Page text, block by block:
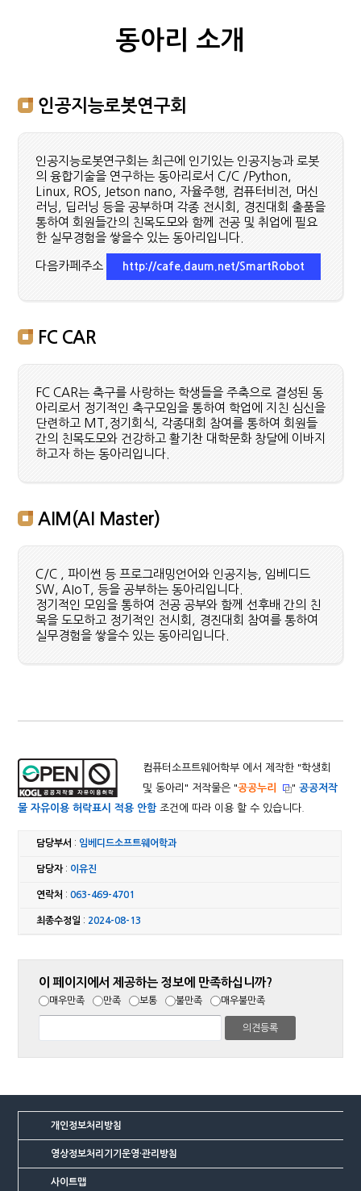
동아리 소개
인공지능로봇연구회
인공지능로봇연구회는 최근에 인기있는 인공지능과 로봇
의 융합기술을 연구하는 동아리로서 C/C /Python,
Linux, ROS, Jetson nano, 자율주행, 컴퓨터비전, 머신
러닝, 딥러닝 등을 공부하며 각종 전시회, 경진대회 출품을
통하여 회원들간의 친목도모와 함께 전공 및 취업에 필요
한 실무경험을 쌓을수 있는 동아리입니다.
다음카페주소 http://cafe.daum.net/SmartRobot
FC CAR
FC CAR는 축구를 사랑하는 학생들을 주축으로 결성된 동
아리로서 정기적인 축구모임을 통하여 학업에 지친 심신을
단련하고 MT,정기회식, 각종대회 참여를 통하여 회원들
간의 친목도모와 건강하고 활기찬 대학문화 창달에 이바지
하고자 하는 동아리입니다.
AIM(AI Master)
C/C , 파이썬 등 프로그래밍언어와 인공지능, 임베디드
SW, AIoT, 등을 공부하는 동아리입니다.
정기적인 모임을 통하여 전공 공부와 함께 선후배 간의 친
목을 도모하고 정기적인 전시회, 경진대회 참여를 통하여
실무경험을 쌓을수 있는 동아리입니다.
컴퓨터소프트웨어학부 에서 제작한 "학생회
및 동아리 " 저작물은 "공공누리 "공공저작
물 자유이용 허락표시 적용 안함조건에 따라 이용 할 수 있습니다.
담당부서 : 임베디드소프트웨어학과
담당자: 이유진
연락처 :063-469-4701
최종수정일 : 2024-08-13
이 페이지에서 제공하는 정보에 만족하십니까?
매우만족 만족 보통 불만족 매우불만족
개인정보처리방침
영상정보처리기기운영·관리방침
사이트맵